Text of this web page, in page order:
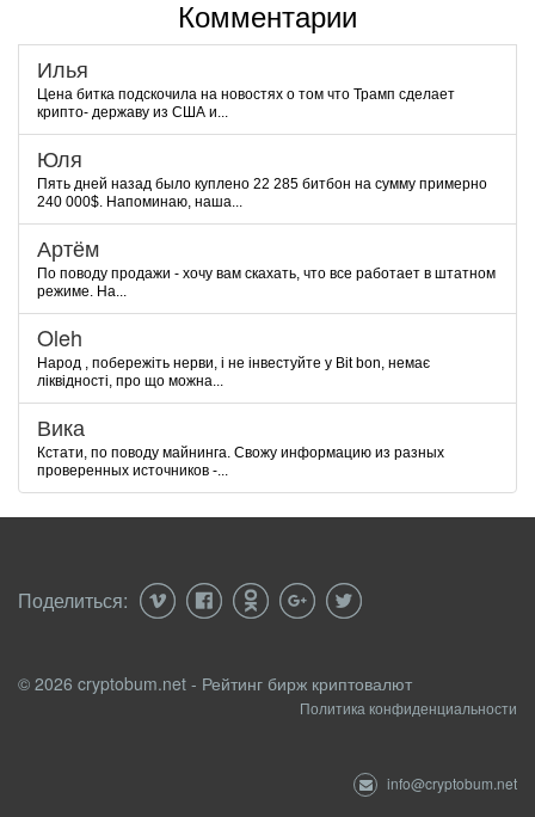
Комментарии
Илья
Цена битка подскочила на новостях о том что Трамп сделает
крипто- державу из США и...
Юля
Пять дней назад было куплено 22 285 битбон на сумму примерно
240 000$. Напоминаю, наша...
Артём
По поводу продажи - хочу вам скахать, что все работает в штатном
режиме. На...
Oleh
Народ , побережіть нерви, і не інвестуйте у Bit bon, немає
ліквідності, про що можна...
Вика
Кстати, по поводу майнинга. Свожу информацию из разных
проверенных источников -...
Поделиться:
© 2026 cryptobum.net - Рейтинг бирж криптовалют
Политика конфиденциальности
info@cryptobum.net